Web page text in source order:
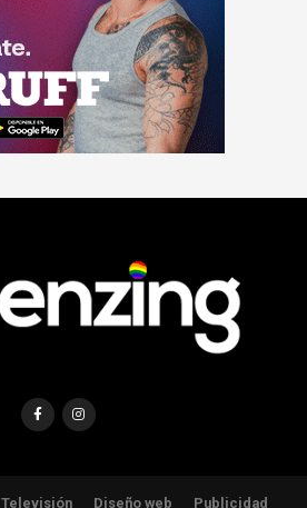
Televisión Diseño web Publicidad